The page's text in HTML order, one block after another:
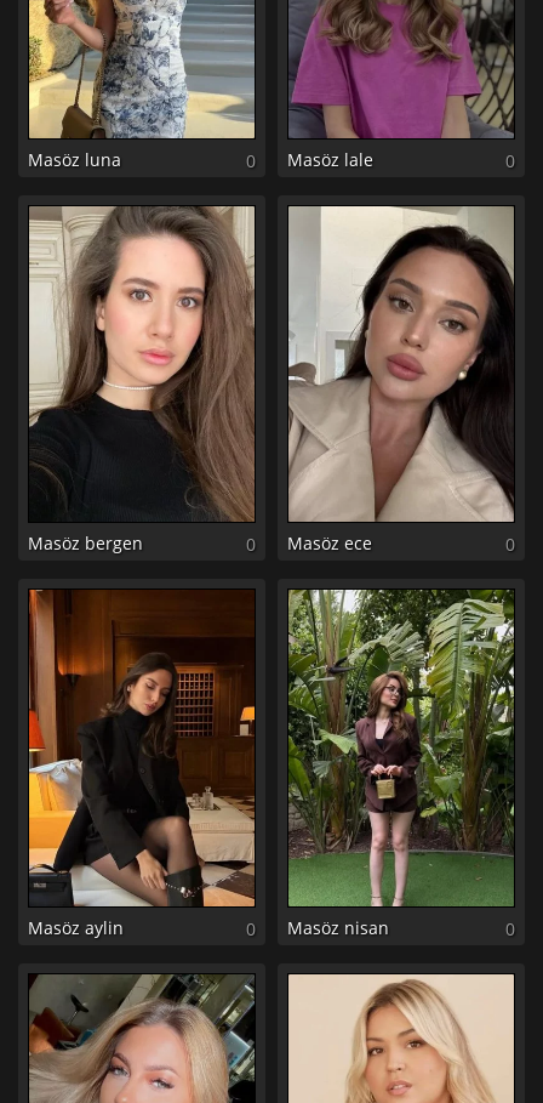
Masöz luna 0 Masöz lale 0
Masöz bergen 0 Masöz ece 0
Masöz aylin 0 Masöz nisan 0